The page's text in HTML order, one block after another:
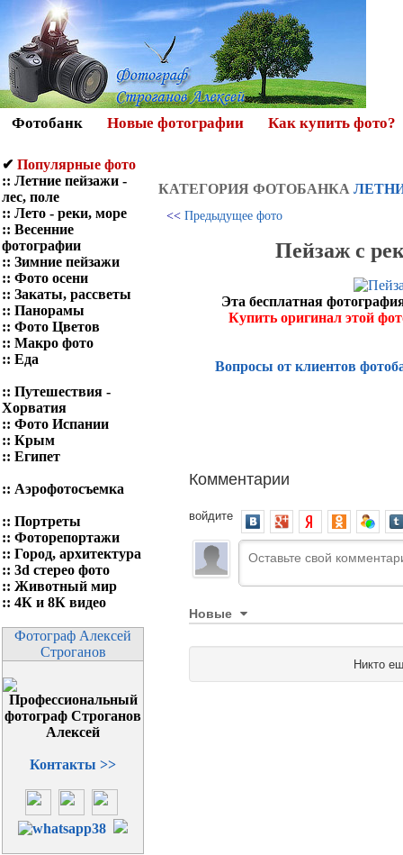
Фотобанк Новые фотографии Как купить фото?
✔ Популярные фото
:: Летние пейзажи -
лес, поле
:: Лето - реки, море
:: Весенние
фотографии
:: Зимние пейзажи
:: Фото осени
:: Закаты, рассветы
:: Панорамы
:: Фото Цветов
:: Макро фото
:: Еда
:: Путешествия -
Хорватия
:: Фото Испании
:: Крым
:: Египет
:: Аэрофотосъемка
:: Портреты
:: Фоторепортажи
:: Город, архитектура
:: 3d стерео фото
:: Животный мир
:: 4К и 8К видео
Фотограф Алексей
Строганов
Контакты >>
КАТЕГОРИЯ ФОТOБАНКА
<< Предыдущее фото
Пейзаж с
Эта бесплатная
Купить оригинал этой
Вопросы от клиентов
Комментарии
войдите
Новые
Никто